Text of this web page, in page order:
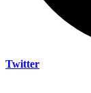
Twitter